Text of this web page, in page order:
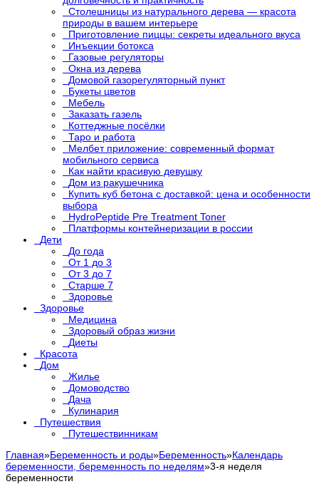
Столешницы из натурального дерева — красота
природы в вашем интерьере
Приготовление пиццы: секреты идеального вкуса
Инъекции ботокса
Газовые регуляторы
Окна из дерева
Домовой газорегуляторный пункт
Букеты цветов
Мебель
Заказать газель
Коттеджные посёлки
Таро и работа
Мелбет приложение: современный формат
мобильного сервиса
Как найти красивую девушку
Дом из ракушечника
Купить куб бетона с доставкой: цена и особенности
выбора
HydroPeptide Pre Treatment Toner
Платформы контейнеризации в россии
Дети
До года
От 1 до 3
От 3 до 7
Старше 7
Здоровье
Здоровье
Медицина
Здоровый образ жизни
Диеты
Красота
Дом
Жилье
Домоводство
Дача
Кулинария
Путешествия
Путешествинникам
Главная»Беременность и роды»Беременность»Календарь
беременности, беременность по неделям»3-я неделя
беременности